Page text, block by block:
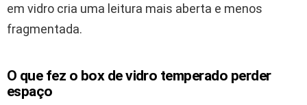
em vidro cria uma leitura mais aberta e menos
fragmentada.
O que fez o box de vidro temperado perder
espaço